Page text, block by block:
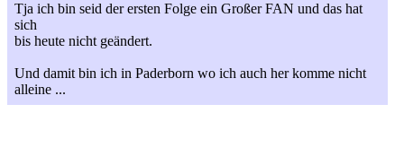
Tja ich bin seid der ersten Folge ein Großer FAN und das hat
sich
bis heute nicht geändert.
Und damit bin ich in Paderborn wo ich auch her komme nicht
alleine ...